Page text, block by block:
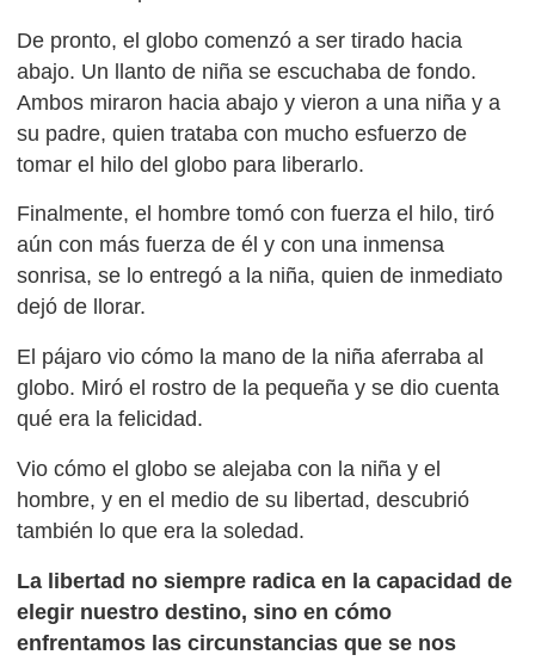
De pronto, el globo comenzó a ser tirado hacia
abajo. Un llanto de niña se escuchaba de fondo.
Ambos miraron hacia abajo y vieron a una niña y a
su padre, quien trataba con mucho esfuerzo de
tomar el hilo del globo para liberarlo.
Finalmente, el hombre tomó con fuerza el hilo, tiró
aún con más fuerza de él y con una inmensa
sonrisa, se lo entregó a la niña, quien de inmediato
dejó de llorar.
El pájaro vio cómo la mano de la niña aferraba al
globo. Miró el rostro de la pequeña y se dio cuenta
qué era la felicidad.
Vio cómo el globo se alejaba con la niña y el
hombre, y en el medio de su libertad, descubrió
también lo que era la soledad.
La libertad no siempre radica en la capacidad de
elegir nuestro destino, sino en cómo
enfrentamos las circunstancias que se nos